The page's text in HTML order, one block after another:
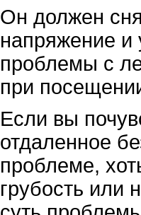
Он должен
напряжение и
проблемы с
при
Если вы
отдаленное
проблеме,
грубость или